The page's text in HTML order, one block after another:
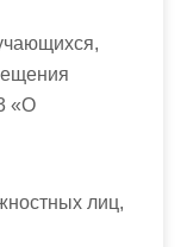
«О
лиц,